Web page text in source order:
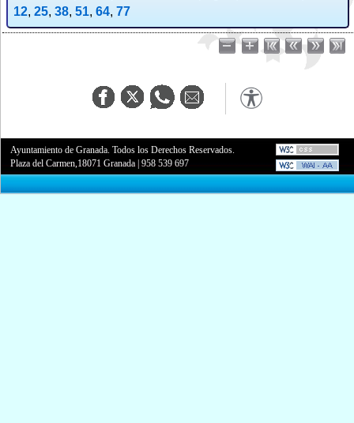
12, 25, 38, 51, 64, 77
Ayuntamiento de Granada. Todos los Derechos Reservados.
Plaza del Carmen,18071 Granada |958 539 697